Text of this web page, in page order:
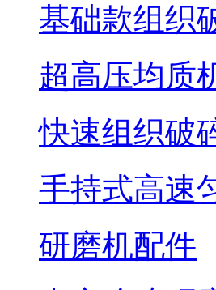
基础款组织
超高压均质
快速组织破
手持式高速
研磨机配件